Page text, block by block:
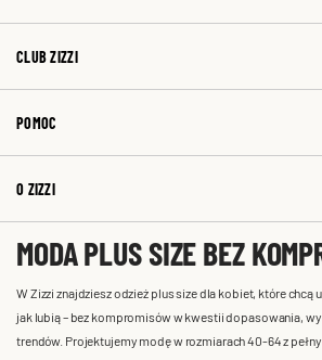
CLUB ZIZZI
POMOC
O ZIZZI
MODA PLUS SIZE BEZ
W Zizzi znajdziesz odzież plus size dla kobiet, które chcą
jak lubią – bez kompromisów w kwestii dopasowania,
trendów. Projektujemy modę w rozmiarach 40-64 z